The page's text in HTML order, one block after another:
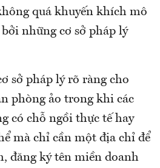
quá khuyến khích mô
những cơ sở pháp lý
sở pháp lý rõ ràng cho
phòng ảo trong khi các
có chỗ ngồi thực tế hay
mà chỉ cần một địa chỉ để
đăng ký tên miền doanh